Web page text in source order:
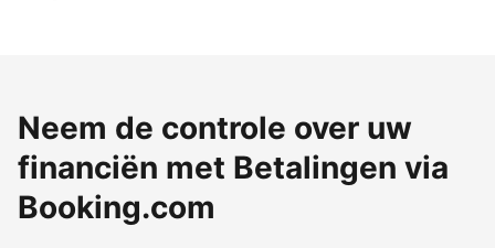
Neem de controle over uw
financiën met Betalingen via
Booking.com